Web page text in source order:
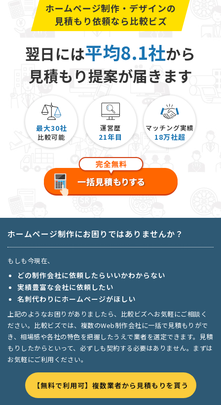
組織的なオウンドメディアより高品質な記事を配信
し、そのオウンドメディアの価値を高める事が個人事
す。
ホームページ制作・デザインの
見積もり依頼なら比較ビズ
翌日には平均8.1社から
見積もり提案が届きます
最大30社
比較可能
運営歴
21年目
マッチング実績
18万社超
ホームページ制作にお困りではありませんか？
もしも今現在、
どの制作会社に依頼したらいいかわからない
実績豊富な会社に依頼したい
名刺代わりにホームページがほしい
上記のようなお困りがありましたら、比較ビズへお気軽にご相談く
ださい。比較ビズでは、複数のWeb制作会社に一括で見積もりがで
き、相場感や各社の特色を把握したうえで業者を選定できます。見積
もりしたからといって、必ずしも契約する必要はありません。まずは
お気軽にご利用ください。
【無料で利用可】複数業者から見積もりを貰う